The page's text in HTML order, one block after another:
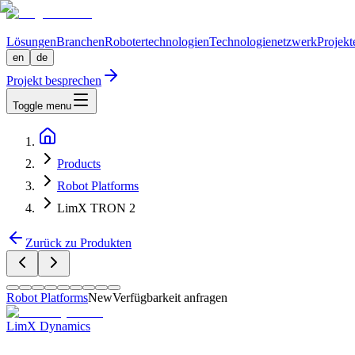
LösungenBranchenRobotertechnologienTechnologienetzwerk
en de
Projekt besprechen
Toggle menu
Products
Robot Platforms
LimX TRON 2
Zurück zu Produkten
Robot PlatformsNewVerfügbarkeit anfragen
LimX Dynamics